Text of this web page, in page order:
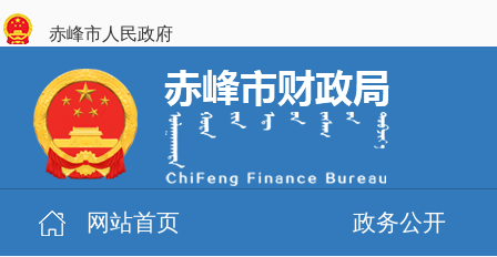
赤峰市人民政府
网站首页 政务公开